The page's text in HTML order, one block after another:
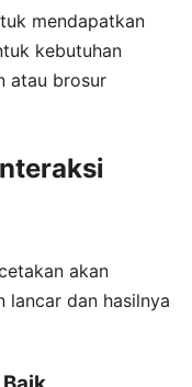
mendapatkan
kebutuhan
atau brosur
akan
lancar dan hasilnya